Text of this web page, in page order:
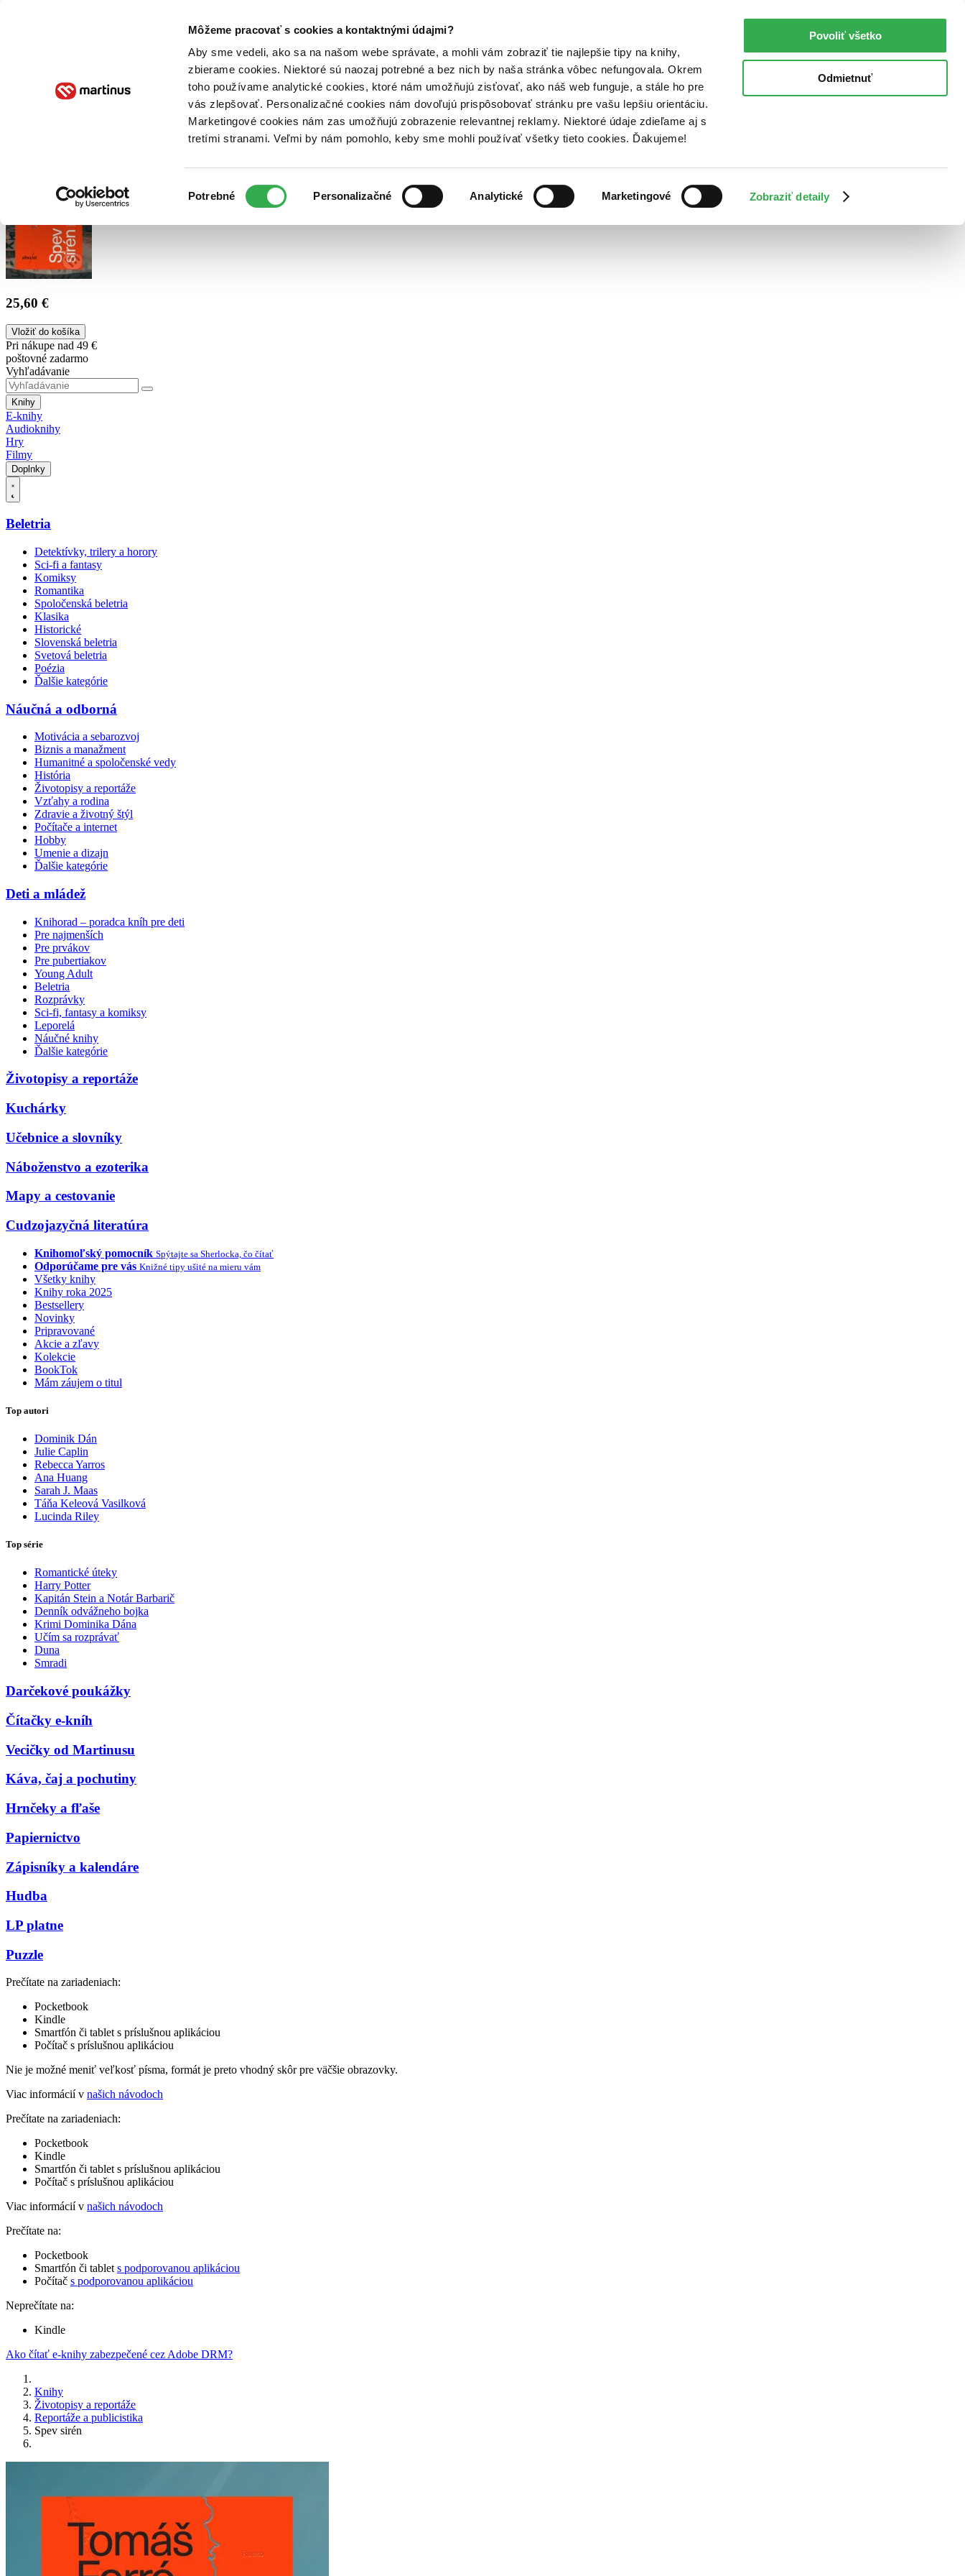
Môžeme pracovať s cookies a kontaktnými údajmi?
Aby sme vedeli, ako sa na našom webe správate, a mohli vám zobraziť tie najlepšie tipy na knihy,
zbierame cookies. Niektoré sú naozaj potrebné a bez nich by naša stránka vôbec nefungovala. Okrem
toho používame analytické cookies, ktoré nám umožňujú zisťovať, ako náš web funguje, a stále ho pre
vás zlepšovať. Personalizačné cookies nám dovoľujú prispôsobovať stránku pre vašu lepšiu orientáciu.
Marketingové cookies nám zas umožňujú zobrazenie relevantnej reklamy. Niektoré údaje zdieľame aj s
tretími stranami. Veľmi by nám pomohlo, keby sme mohli používať všetky tieto cookies. Ďakujeme!
súhlasu
Potrebné Personalizačné Analytické Marketingové Zobraziť detaily
Povoliť všetko
Odmietnuť
Poukážky Kontakt
25,60 €
Vložiť do košíka
Pri nákupe nad 49 €
poštovné zadarmo
Vyhľadávanie
Knihy
E-knihy
Audioknihy
Hry
Filmy
Doplnky
Beletria
Detektívky, trilery a horory
Sci-fi a fantasy
Komiksy
Romantika
Spoločenská beletria
Klasika
Historické
Slovenská beletria
Svetová beletria
Poézia
Ďalšie kategórie
Náučná a odborná
Motivácia a sebarozvoj
Biznis a manažment
Humanitné a spoločenské vedy
História
Životopisy a reportáže
Vzťahy a rodina
Zdravie a životný štýl
Počítače a internet
Hobby
Umenie a dizajn
Ďalšie kategórie
Deti a mládež
Knihorad – poradca kníh pre deti
Pre najmenších
Pre prvákov
Pre pubertiakov
Young Adult
Beletria
Rozprávky
Sci-fi, fantasy a komiksy
Leporelá
Náučné knihy
Ďalšie kategórie
Životopisy a reportáže
Kuchárky
Učebnice a slovníky
Náboženstvo a ezoterika
Mapy a cestovanie
Cudzojazyčná literatúra
Knihomoľský pomocník Spýtajte sa Sherlocka, čo čítať
Odporúčame pre vás Knižné tipy ušité na mieru vám
Všetky knihy
Knihy roka 2025
Bestsellery
Novinky
Pripravované
Akcie a zľavy
Kolekcie
BookTok
Mám záujem o titul
Top autori
Dominik Dán
Julie Caplin
Rebecca Yarros
Ana Huang
Sarah J. Maas
Táňa Keleová Vasilková
Lucinda Riley
Top série
Romantické úteky
Harry Potter
Kapitán Stein a Notár Barbarič
Denník odvážneho bojka
Krimi Dominika Dána
Učím sa rozprávať
Duna
Smradi
Darčekové poukážky
Čítačky e-kníh
Vecičky od Martinusu
Káva, čaj a pochutiny
Hrnčeky a fľaše
Papiernictvo
Zápisníky a kalendáre
Hudba
LP platne
Puzzle
Prečítate na zariadeniach:
Pocketbook
Kindle
Smartfón či tablet s príslušnou aplikáciou
Počítač s príslušnou aplikáciou
Nie je možné meniť veľkosť písma, formát je preto vhodný skôr pre väčšie obrazovky.
Viac informácií v našich návodoch
Prečítate na zariadeniach:
Pocketbook
Kindle
Smartfón či tablet s príslušnou aplikáciou
Počítač s príslušnou aplikáciou
Viac informácií v našich návodoch
Prečítate na:
Pocketbook
Smartfón či tablet s podporovanou aplikáciou
Počítač s podporovanou aplikáciou
Neprečítate na:
Kindle
Ako čítať e-knihy zabezpečené cez Adobe DRM?
Knihy
Životopisy a reportáže
Reportáže a publicistika
Spev sirén